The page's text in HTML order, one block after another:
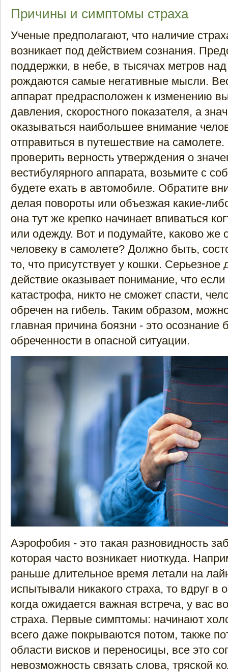
Причины и симптомы страха
Ученые предполагают, что наличие
возникает под действием сознания.
поддержки, в небе, в тысячах метров
рождаются самые негативные мысли.
аппарат предрасположен к изменению
давления, скоростного показателя, а
оказываться наибольшее внимание
отправиться в путешествие на
проверить верность утверждения о
вестибулярного аппарата, возьмите с
будете ехать в автомобиле. Обратите
делая повороты или объезжая какие-
она тут же крепко начинает впиваться
или одежду. Вот и подумайте, каково же
человеку в самолете? Должно быть,
то, что присутствует у кошки.
действие оказывает понимание, что если
катастрофа, никто не сможет спасти,
обречен на гибель. Таким образом,
главная причина боязни - это осознание
обреченности в опасной ситуации.
Аэрофобия - это такая разновидность
которая часто возникает ниоткуда.
раньше длительное время летали на
испытывали никакого страха, то вдруг в
когда ожидается важная встреча, у вас
страха. Первые симптомы: начинают
всего даже покрываются потом, также
области висков и переносицы, все это
невозможность связать слова, тряской